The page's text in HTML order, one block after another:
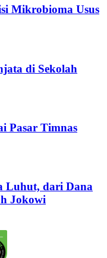
Mikrobioma Usus
di Sekolah
Pasar Timnas
Luhut, dari Dana
Jokowi